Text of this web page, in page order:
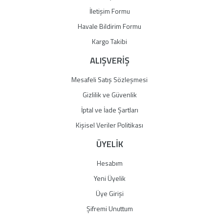
Gönder
İletişim Formu
Havale Bildirim Formu
Kargo Takibi
ALIŞVERİŞ
Mesafeli Satış Sözleşmesi
Gizlilik ve Güvenlik
İptal ve İade Şartları
Kişisel Veriler Politikası
ÜYELİK
Hesabım
Yeni Üyelik
Üye Girişi
Şifremi Unuttum